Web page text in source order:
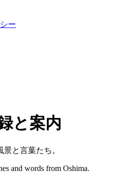
ー
と案内
と言葉たち。
and words from Oshima.